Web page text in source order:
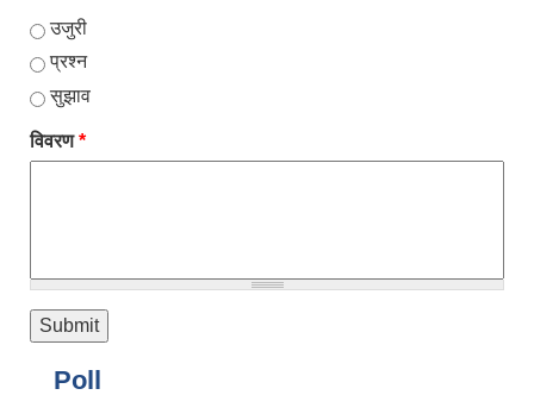
उजुरी
प्रश्न
सुझाव
विवरण*
Poll